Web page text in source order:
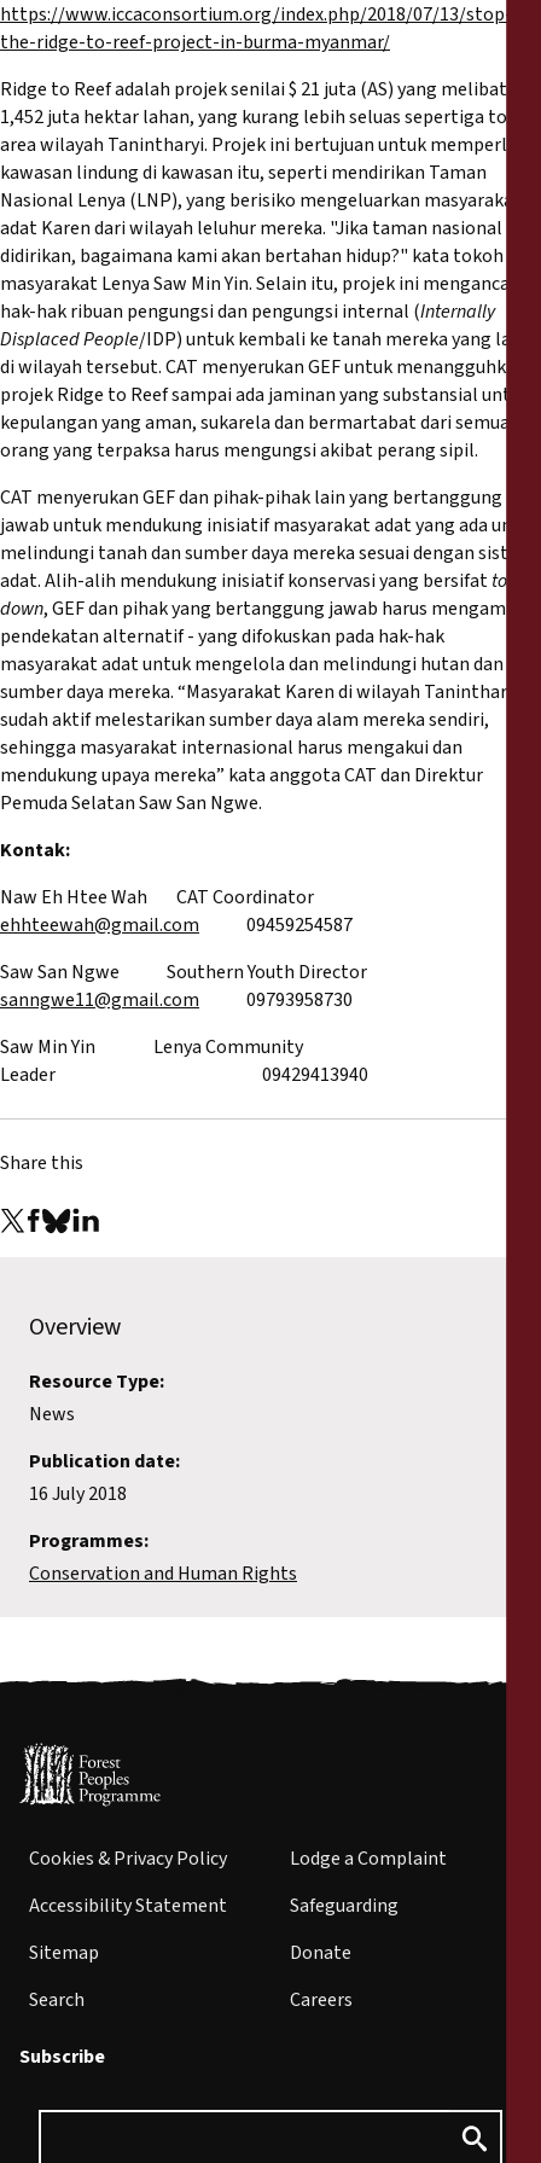
https://www.iccaconsortium.org/index.php/2018/07/13/stop-
the-ridge-to-reef-project-in-burma-myanmar/
Ridge to Reef adalah projek senilai $ 21 juta (AS) yang melibatkan
1,452 juta hektar lahan, yang kurang lebih seluas sepertiga total
area wilayah Tanintharyi. Projek ini bertujuan untuk memperluas
kawasan lindung di kawasan itu, seperti mendirikan Taman
Nasional Lenya (LNP), yang berisiko mengeluarkan masyarakat
adat Karen dari wilayah leluhur mereka. "Jika taman nasional
didirikan, bagaimana kami akan bertahan hidup?" kata tokoh
masyarakat Lenya Saw Min Yin. Selain itu, projek ini mengancam
hak-hak ribuan pengungsi dan pengungsi internal (Internally
Displaced People/IDP) untuk kembali ke tanah mereka yang lama
di wilayah tersebut. CAT menyerukan GEF untuk menangguhkan
projek Ridge to Reef sampai ada jaminan yang substansial untuk
kepulangan yang aman, sukarela dan bermartabat dari semua
orang yang terpaksa harus mengungsi akibat perang sipil.
CAT menyerukan GEF dan pihak-pihak lain yang bertanggung
jawab untuk mendukung inisiatif masyarakat adat yang ada untuk
melindungi tanah dan sumber daya mereka sesuai dengan sistem
adat. Alih-alih mendukung inisiatif konservasi yang bersifattop-
down, GEF dan pihak yang bertanggung jawab harus mengambil
pendekatan alternatif - yang difokuskan pada hak-hak
masyarakat adat untuk mengelola dan melindungi hutan dan
sumber daya mereka. “Masyarakat Karen di wilayah Tanintharyi
sudah aktif melestarikan sumber daya alam mereka sendiri,
sehingga masyarakat internasional harus mengakui dan
mendukung upaya mereka” kata anggota CAT dan Direktur
Pemuda Selatan Saw San Ngwe.
Kontak:
Naw Eh Htee Wah CAT Coordinator
ehhteewah@gmail.com 09459254587
Saw San Ngwe Southern Youth Director
sanngwe11@gmail.com 09793958730
Saw Min Yin Lenya Community
Leader 09429413940
Share this
Overview
Resource Type:
News
Publication date:
16 July 2018
Programmes:
Conservation and Human Rights
Cookies & Privacy Policy
Accessibility Statement
Sitemap
Search
Lodge a Complaint
Safeguarding
Donate
Careers
Subscribe